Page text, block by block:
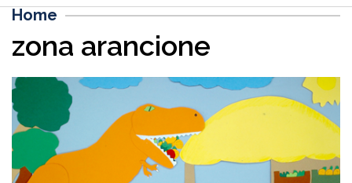
Home
zona arancione